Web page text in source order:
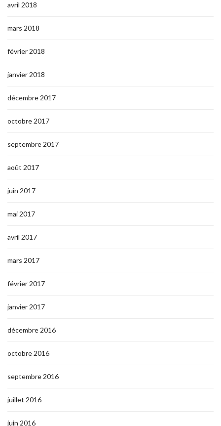
avril 2018
mars 2018
février 2018
janvier 2018
décembre 2017
octobre 2017
septembre 2017
août 2017
juin 2017
mai 2017
avril 2017
mars 2017
février 2017
janvier 2017
décembre 2016
octobre 2016
septembre 2016
juillet 2016
juin 2016